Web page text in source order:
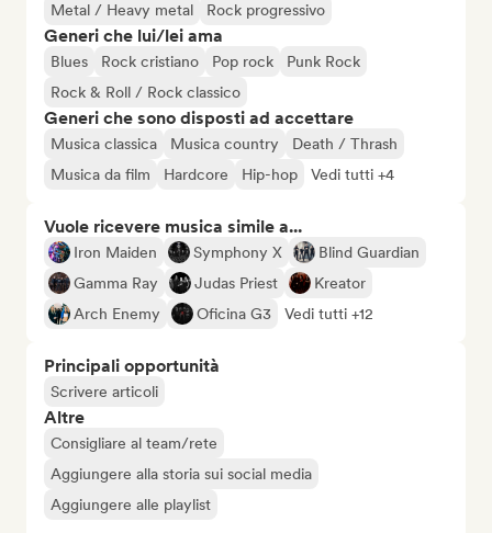
Metal / Heavy metal
Rock progressivo
Generi che lui/lei ama
Blues Rock cristiano Pop rock
Punk Rock
Rock & Roll / Rock classico
Generi che sono disposti ad accettare
Musica classica Musica country
Death / Thrash
Musica da film
Hardcore Hip-hop Vedi tutti +4
Vuole ricevere musica simile a...
Iron Maiden Symphony X
Blind Guardian
Gamma Ray
Judas Priest
Kreator
Arch Enemy
Oficina G3 Vedi tutti +12
Principali opportunità
Scrivere articoli
Altre
Consigliare al team/rete
Aggiungere alla storia sui social media
Aggiungere alle playlist